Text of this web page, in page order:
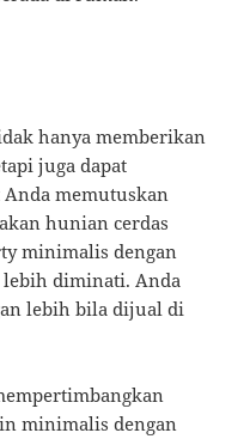
hanya memberikan
juga dapat
memutuskan
hunian cerdas
minimalis dengan
diminati. Anda
lebih bila dijual di
minimalis dengan